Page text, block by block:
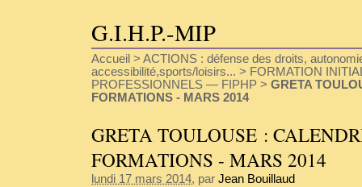
G.I.H.P.-MIP
Accueil > ACTIONS : défense des droits,
accessibilité,sports/loisirs... > FORMATION
PROFESSIONNELS — FIPHP > GRETA
FORMATIONS - MARS 2014
GRETA TOULOUSE :
FORMATIONS - MARS 2014
lundi 17 mars 2014, par Jean Bouillaud